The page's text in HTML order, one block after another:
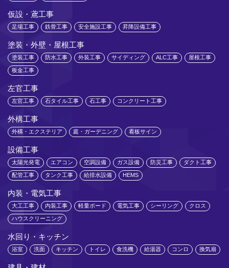
仮設・鳶工事
足場工事 鉄骨工事 安全施設工事 昇降設備工事
塗装・外壁・屋根工事
塗装工事 防水工事 外装工事 サイディング ALC工事 屋根工事
板金工事
左官工事
左官工事 石タイル工事 石工事 コンクリート工事
外構工事
外構・エクステリア 庭・ガーデニング 看板サイン
設備工事
太陽光発電 エアコン 空調設備 ガス設備 防災工事 ダクト工事
配管工事 タンク工事 給排水設備 HEMS
内装・電気工事
大工工事 内装工事 軽量ボード 電気工事 シーリング クロス
ハウスクリーニング
水回り・キッチン
浴室 洗面 キッチン トイレ 食洗機 給湯器 コンロ 換気扇